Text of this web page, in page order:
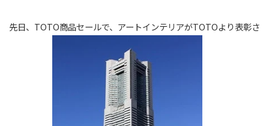
先日、TOTO商品セールで、アートインテリアがTOTOより表彰さ